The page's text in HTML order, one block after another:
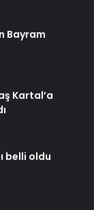
Bayram
Kartal’a
belli oldu